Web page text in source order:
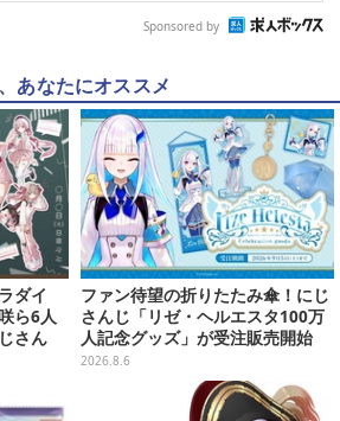
Sponsored by
あなたにオススメ
ダイ
ら6人
さん
8月14
ファン待望の折りたたみ傘！にじ
さんじ「リゼ・ヘルエスタ100万
人記念グッズ」が受注販売開始
2026.8.6